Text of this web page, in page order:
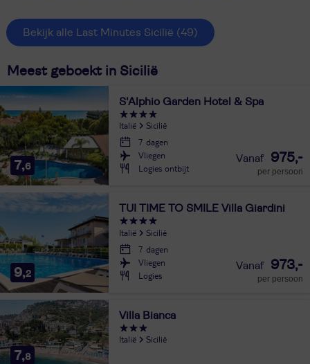
Bekijk alle Last Minutes Sicilië (49)
Meest geboekt in Sicilië
7,6
S'Alphio Garden Hotel & Spa
Italië
Sicilië
7 dagen
Vliegen
Logies ontbijt
975,-
per persoon
9,2
TUI TIME TO SMILE Villa Giardini
Italië
Sicilië
7 dagen
Vliegen
Logies
973,-
per persoon
7,8
Villa Bianca
Italië Sicilië